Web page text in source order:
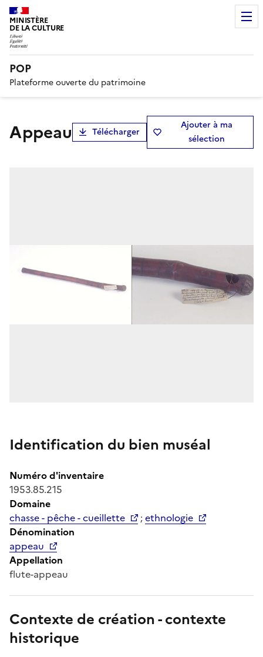
MINISTÈRE
DE LA CULTURE
POP
Plateforme ouverte du patrimoine
appeau Télécharger
Ajouter à ma
sélection
Identification du bien muséal
Numéro d'inventaire
1953.85.215
Domaine
chasse - pêche - cueillette
;ethnologie
Dénomination
appeau
Appellation
flute-appeau
Contexte de création - contexte
historique